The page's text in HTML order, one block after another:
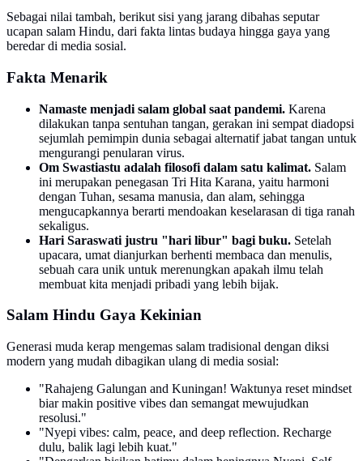
Sebagai nilai tambah, berikut sisi yang jarang dibahas seputar
ucapan salam Hindu, dari fakta lintas budaya hingga gaya yang
beredar di media sosial.
Fakta Menarik
Namaste menjadi salam global saat pandemi. Karena
dilakukan tanpa sentuhan tangan, gerakan ini sempat diadopsi
sejumlah pemimpin dunia sebagai alternatif jabat tangan untuk
mengurangi penularan virus.
Om Swastiastu adalah filosofi dalam satu kalimat. Salam
ini merupakan penegasan Tri Hita Karana, yaitu harmoni
dengan Tuhan, sesama manusia, dan alam, sehingga
mengucapkannya berarti mendoakan keselarasan di tiga ranah
sekaligus.
Hari Saraswati justru "hari libur" bagi buku. Setelah
upacara, umat dianjurkan berhenti membaca dan menulis,
sebuah cara unik untuk merenungkan apakah ilmu telah
membuat kita menjadi pribadi yang lebih bijak.
Salam Hindu Gaya Kekinian
Generasi muda kerap mengemas salam tradisional dengan diksi
modern yang mudah dibagikan ulang di media sosial:
"Rahajeng Galungan and Kuningan! Waktunya reset mindset
biar makin positive vibes dan semangat mewujudkan
resolusi."
"Nyepi vibes: calm, peace, and deep reflection. Recharge
dulu, balik lagi lebih kuat."